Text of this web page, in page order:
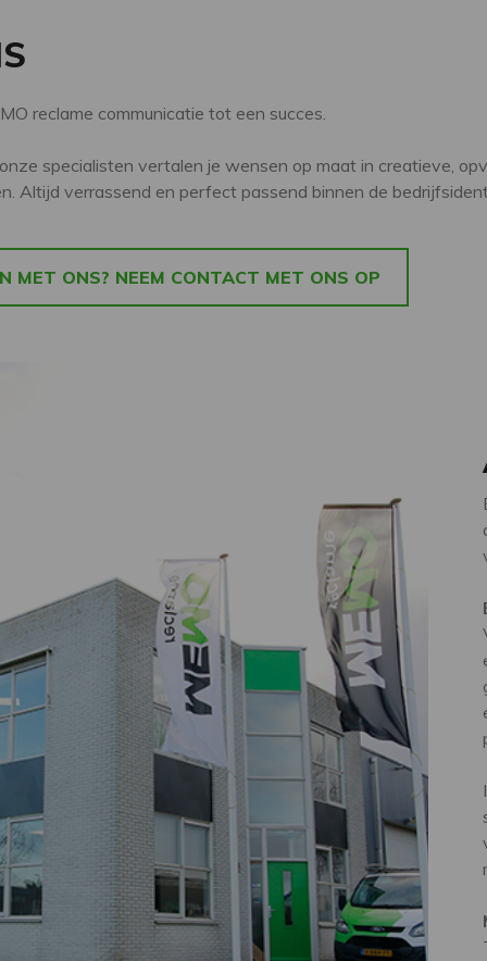
reclame communicatie tot een succes.
specialisten vertalen je wensen op maat in creatieve,
Altijd verrassend en perfect passend binnen de
MET ONS? NEEM CONTACT MET ONS OP